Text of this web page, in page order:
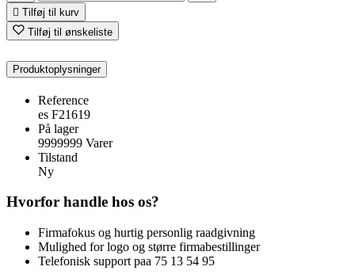
 Tilføj til kurv
Tilføj til ønskeliste
Produktoplysninger
Reference
es F21619
På lager
9999999 Varer
Tilstand
Ny
Hvorfor handle hos os?
Firmafokus og hurtig personlig raadgivning
Mulighed for logo og større firmabestillinger
Telefonisk support paa 75 13 54 95